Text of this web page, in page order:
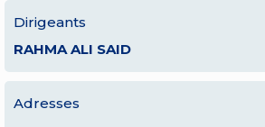
Dirigeants
RAHMA ALI SAID
Adresses